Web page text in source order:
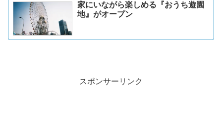
家にいながら楽しめる『おうち遊園
地』がオープン
スポンサーリンク